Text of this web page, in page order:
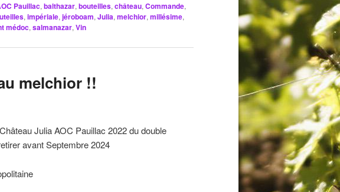
Pauillac,balthazar,bouteilles,château,Commande,
,impériale,jéroboam,Julia,melchior,millésime,
médoc,salmanazar,Vin
melchior !!
Julia AOC Pauillac 2022 du double
avant Septembre 2024